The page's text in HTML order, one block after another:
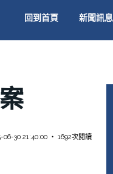
回到首頁 新聞訊息
06-30 21:40:00 ‧ 1692次閱讀